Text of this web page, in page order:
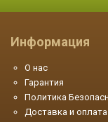
Информация
О нас
Гарантия
Политика
Доставка и оплата